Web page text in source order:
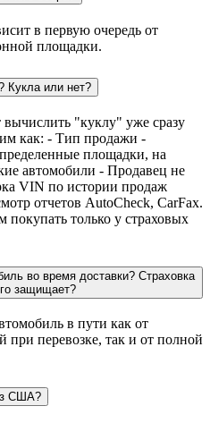
в первую очередь от
площадки.
Кукла или нет?
"куклу" уже сразу
как: - Тип продажи -
площадки, на
автомобили - Продавец не
VIN по истории продаж
отчетов AutoCheck, CarFax.
только у страховых
во время доставки? Страховка
защищает?
в пути как от
перевозке, так и от полной
США?